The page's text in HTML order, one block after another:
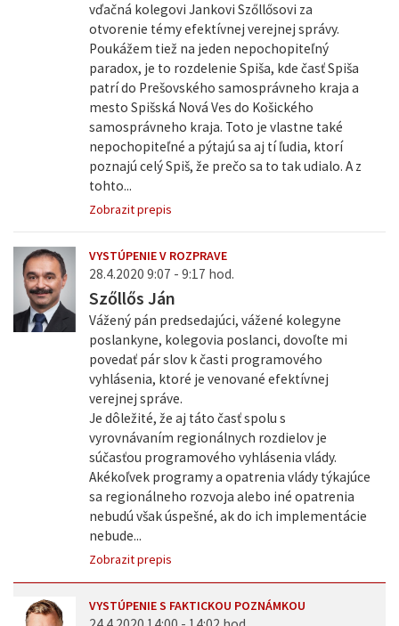
vďačná kolegovi Jankovi Szőllősovi za
otvorenie témy efektívnej verejnej správy.
Poukážem tiež na jeden nepochopiteľný
paradox, je to rozdelenie Spiša, kde časť Spiša
patrí do Prešovského samosprávneho kraja a
mesto Spišská Nová Ves do Košického
samosprávneho kraja. Toto je vlastne také
nepochopiteľné a pýtajú sa aj tí ľudia, ktorí
poznajú celý Spiš, že prečo sa to tak udialo. A z
tohto...
Zobrazit prepis
VYSTÚPENIE V ROZPRAVE
28.4.2020 9:07 - 9:17 hod.
Szőllős Ján
Vážený pán predsedajúci, vážené kolegyne
poslankyne, kolegovia poslanci, dovoľte mi
povedať pár slov k časti programového
vyhlásenia, ktoré je venované efektívnej
verejnej správe.
Je dôležité, že aj táto časť spolu s
vyrovnávaním regionálnych rozdielov je
súčasťou programového vyhlásenia vlády.
Akékoľvek programy a opatrenia vlády týkajúce
sa regionálneho rozvoja alebo iné opatrenia
nebudú však úspešné, ak do ich implementácie
nebude...
Zobrazit prepis
VYSTÚPENIE S FAKTICKOU POZNÁMKOU